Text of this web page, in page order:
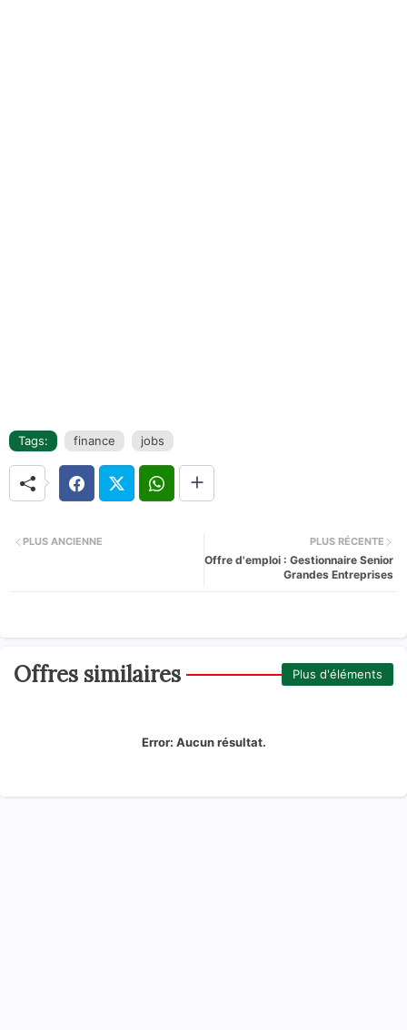
Tags: finance jobs
PLUS RÉCENTE
Offre d'emploi : Gestionnaire Senior
Grandes Entreprises
PLUS ANCIENNE
Offres similaires Plus d'éléments
Error: Aucun résultat.